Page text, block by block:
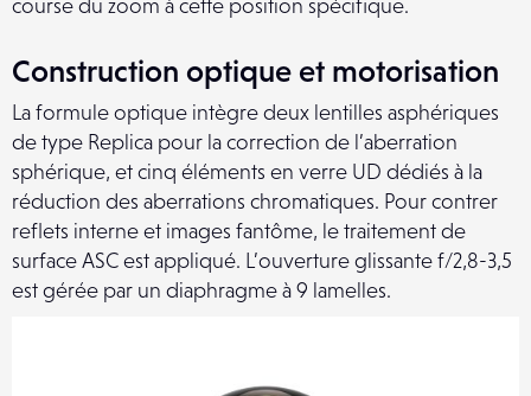
course du zoom à cette position spécifique.
Construction optique et motorisation
La formule optique intègre deux lentilles asphériques
de type Replica pour la correction de l’aberration
sphérique, et cinq éléments en verre UD dédiés à la
réduction des aberrations chromatiques. Pour contrer
reflets interne et images fantôme, le traitement de
surface ASC est appliqué. L’ouverture glissante f/2,8-3,5
est gérée par un diaphragme à 9 lamelles.